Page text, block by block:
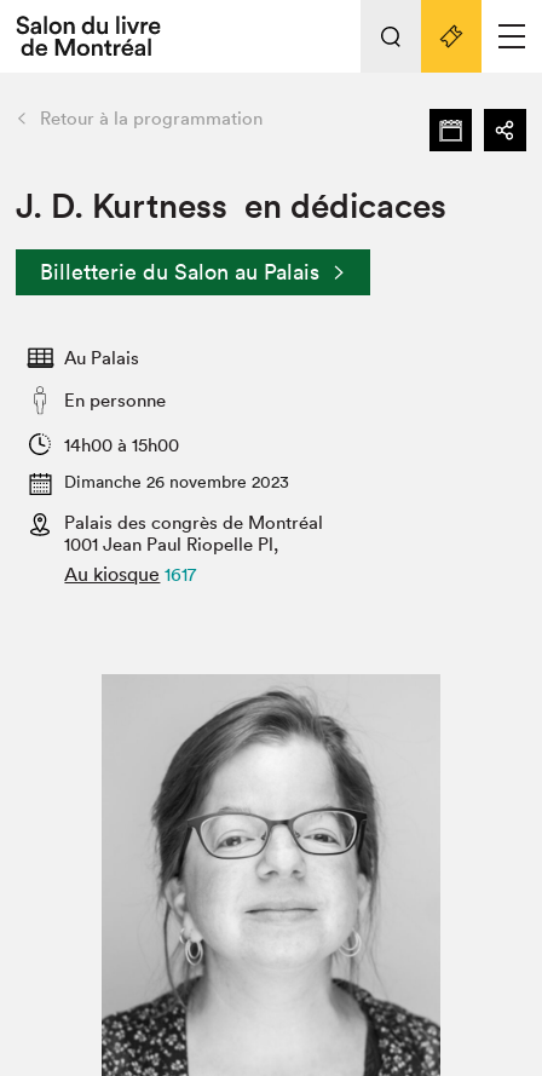
Espace exposant⋅e⋅s
Espace enseignant·e·s
Espace médias
L'événement
Préparer sa visite au Salon
Actualités
SLM PRO
retour Nos activités
Préparer sa visite
Salon dans la ville et en ligne
Projets partenaires
Liens pratiques
Retour à la programmation
J. D. Kurtness en dédicaces
Billetterie du Salon au Palais
Au Palais
En personne
14h00 à 15h00
Dimanche 26 novembre 2023
Palais des congrès de Montréal
1001 Jean Paul Riopelle Pl,
Au kiosque 1617